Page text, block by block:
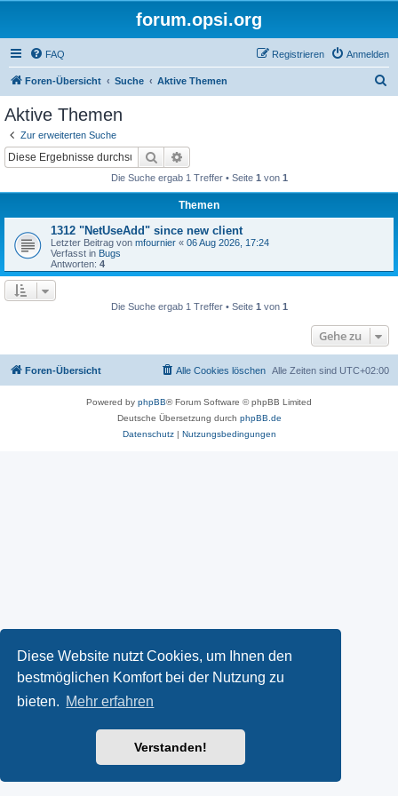
Diese Website nutzt Cookies, um Ihnen den
bestmöglichen Komfort bei der Nutzung zu
bieten. Mehr erfahren
Verstanden!
forum.opsi.org
FAQ Anmelden
Registrieren
Foren-Übersicht Suche Aktive Themen
Aktive Themen
Zur erweiterten Suche
Suche
Die Suche ergab 1 Treffer • Seite 1 von 1
Themen
1312 "NetUseAdd" since new client
Letzter Beitrag von mfournier « 06 Aug 2026, 17:24
Verfasst in Bugs
Antworten: 4
Die Suche ergab 1 Treffer • Seite 1 von 1
Gehe zu
Foren-Übersicht Alle Zeiten sind UTC+02:00
Alle Cookies löschen
Powered by phpBB® Forum Software © phpBB Limited
Deutsche Übersetzung durch phpBB.de
Datenschutz| Nutzungsbedingungen